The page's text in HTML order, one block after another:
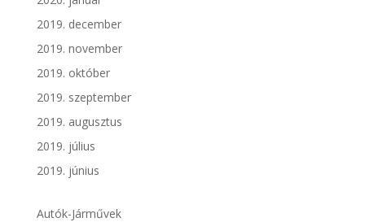
2019. december
2019. november
2019. október
2019. szeptember
2019. augusztus
2019. július
2019. június
Autók-Járművek